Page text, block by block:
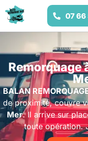
07 66
Remorquage
BALAN
de proximité, couvre
Mer. Il arrive sur
toute opération.